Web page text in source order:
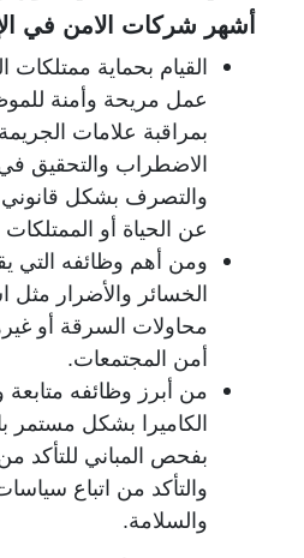
أشهر شركات الامن في
القيام بحماية ممتلكات
عمل مريحة وأمنة
بمراقبة علامات
الاضطراب والتحقيق
والتصرف بشكل قانوني
عن الحياة أو
ومن أهم وظائفه التي
الخسائر والأضرار مثل
محاولات السرقة أو
أمن المجتمعات.
من أبرز وظائفه
الكاميرا بشكل مستمر
بفحص المباني للتأكد
والتأكد من اتباع
والسلامة.